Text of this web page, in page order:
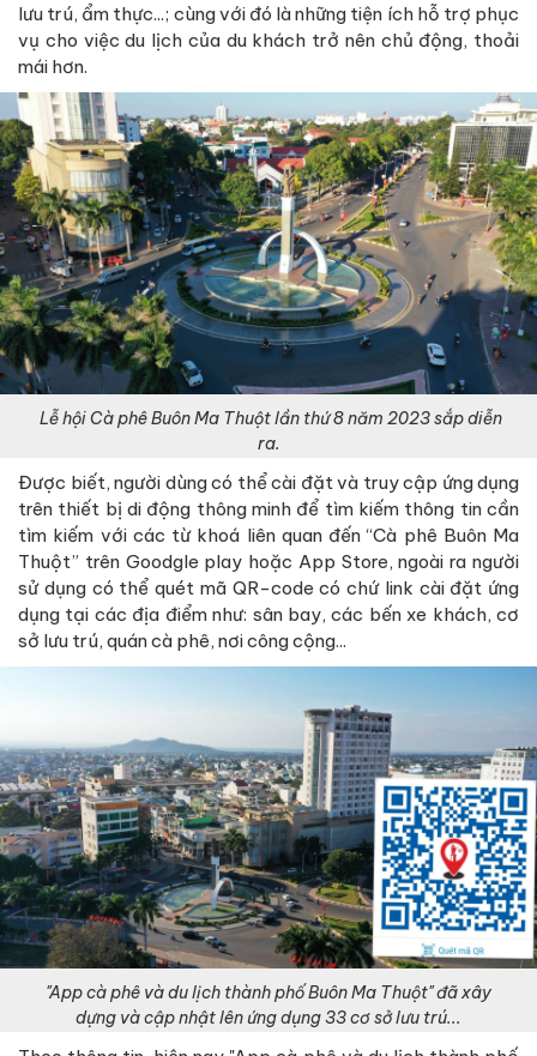
lưu trú, ẩm thực...; cùng với đó là những tiện ích hỗ trợ phục
vụ cho việc du lịch của du khách trở nên chủ động, thoải
mái hơn.
Lễ hội Cà phê Buôn Ma Thuột lần thứ 8 năm 2023 sắp diễn
ra.
Được biết, người dùng có thể cài đặt và truy cập ứng dụng
trên thiết bị di động thông minh để tìm kiếm thông tin cần
tìm kiếm với các từ khoá liên quan đến “Cà phê Buôn Ma
Thuột” trên Goodgle play hoặc App Store, ngoài ra người
sử dụng có thể quét mã QR-code có chứ link cài đặt ứng
dụng tại các địa điểm như: sân bay, các bến xe khách, cơ
sở lưu trú, quán cà phê, nơi công cộng...
"App cà phê và du lịch thành phố Buôn Ma Thuột" đã xây
dựng và cập nhật lên ứng dụng 33 cơ sở lưu trú...